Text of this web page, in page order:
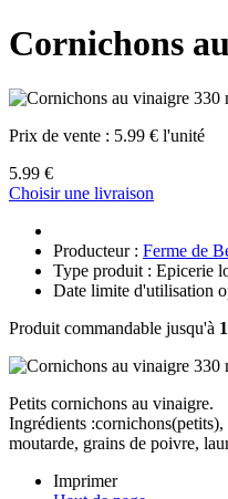
Cornichons
Prix de vente : 5.99 € l'unité
5.99 €
Choisir une livraison
Producteur : Ferme de
Type produit : Epicerie
Date limite d'utilisation
Produit commandable jusqu'à 1
Petits cornichons au vinaigre.
Ingrédients
moutarde, grains de poivre,
Imprimer